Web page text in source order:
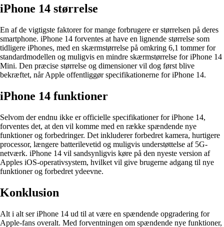
iPhone 14 størrelse
En af de vigtigste faktorer for mange forbrugere er størrelsen på deres
smartphone. iPhone 14 forventes at have en lignende størrelse som
tidligere iPhones, med en skærmstørrelse på omkring 6,1 tommer for
standardmodellen og muligvis en mindre skærmstørrelse for iPhone 14
Mini. Den præcise størrelse og dimensioner vil dog først blive
bekræftet, når Apple offentliggør specifikationerne for iPhone 14.
iPhone 14 funktioner
Selvom der endnu ikke er officielle specifikationer for iPhone 14,
forventes det, at den vil komme med en række spændende nye
funktioner og forbedringer. Det inkluderer forbedret kamera, hurtigere
processor, længere batterilevetid og muligvis understøttelse af 5G-
netværk. iPhone 14 vil sandsynligvis køre på den nyeste version af
Apples iOS-operativsystem, hvilket vil give brugerne adgang til nye
funktioner og forbedret ydeevne.
Konklusion
Alt i alt ser iPhone 14 ud til at være en spændende opgradering for
Apple-fans overalt. Med forventningen om spændende nye funktioner,